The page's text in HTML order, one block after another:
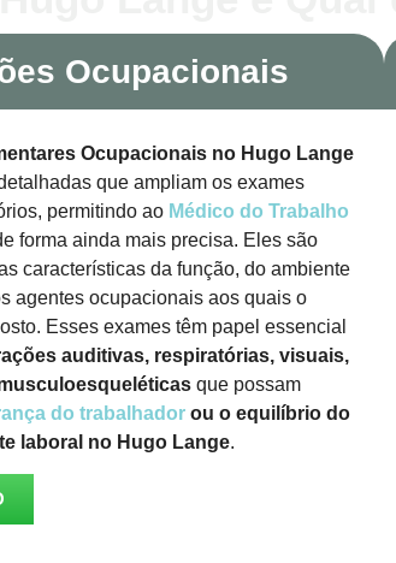
Ocupacionais
Ocupacionais no Hugo Lange
que ampliam os exames
permitindo ao Médico do Trabalho
forma ainda mais precisa. Eles são
características da função, do ambiente
agentes ocupacionais aos quais o
Esses exames têm papel essencial
auditivas, respiratórias, visuais,
que possam
do trabalhador ou o equilíbrio do
laboral no Hugo Lange.